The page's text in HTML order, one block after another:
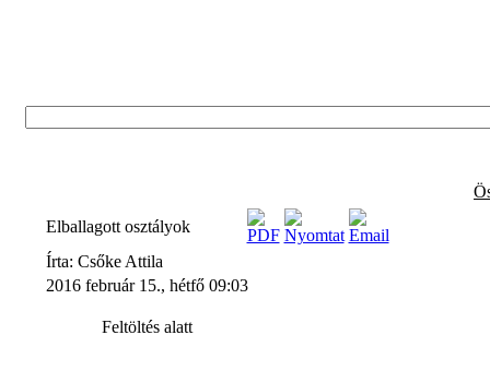
Elballagott osztályok
Írta: Csőke Attila
2016 február 15., hétfő 09:03
Feltöltés alatt